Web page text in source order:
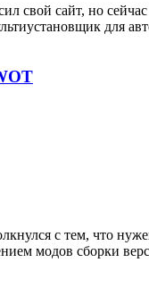
свой сайт, но
для
с тем, что
модов сборки